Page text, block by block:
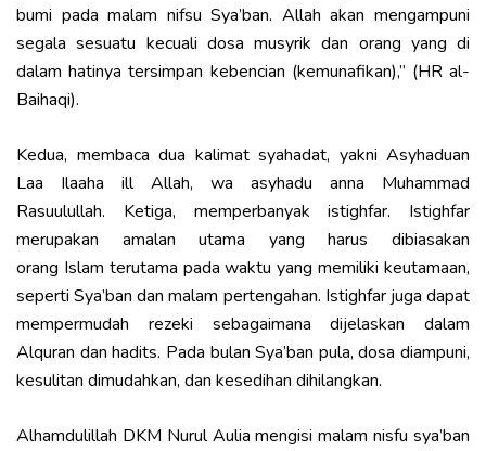
bumi pada malam nifsu Sya’ban. Allah akan mengampuni
segala sesuatu kecuali dosa musyrik dan orang yang di
dalam hatinya tersimpan kebencian (kemunafikan),” (HR al-
Baihaqi).
Kedua, membaca dua kalimat syahadat, yakni Asyhaduan
Laa Ilaaha ill Allah, wa asyhadu anna Muhammad
Rasuulullah. Ketiga, memperbanyak istighfar. Istighfar
merupakan amalan utama yang harus dibiasakan
orang Islam terutama pada waktu yang memiliki keutamaan,
seperti Sya’ban dan malam pertengahan. Istighfar juga dapat
mempermudah rezeki sebagaimana dijelaskan dalam
Alquran dan hadits. Pada bulan Sya’ban pula, dosa diampuni,
kesulitan dimudahkan, dan kesedihan dihilangkan.
Alhamdulillah DKM Nurul Aulia mengisi malam nisfu sya’ban